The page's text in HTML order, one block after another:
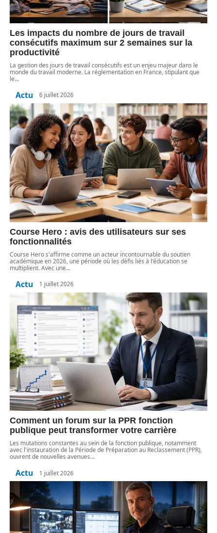
Les impacts du nombre de jours de travail
consécutifs maximum sur 2 semaines sur la
productivité
La gestion des jours de travail consécutifs est un enjeu majeur dans le
monde du travail moderne. La réglementation en France, stipulant que
le…
Actu 6 juillet 2026
Course Hero : avis des utilisateurs sur ses
fonctionnalités
Course Hero s'affirme comme un acteur incontournable du soutien
académique en 2026, une période où les défis liés à l'éducation se
multiplient. Avec une…
Actu 1 juillet 2026
Comment un forum sur la PPR fonction
publique peut transformer votre carrière
Les mutations constantes au sein de la fonction publique, notamment
avec l'instauration de la Période de Préparation au Reclassement (PPR),
ouvrent de nouvelles avenues…
Actu 1 juillet 2026